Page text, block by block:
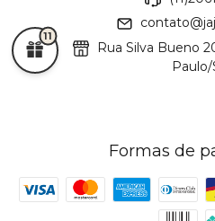
Rua Silva Bueno
Paulo/
Formas de
11